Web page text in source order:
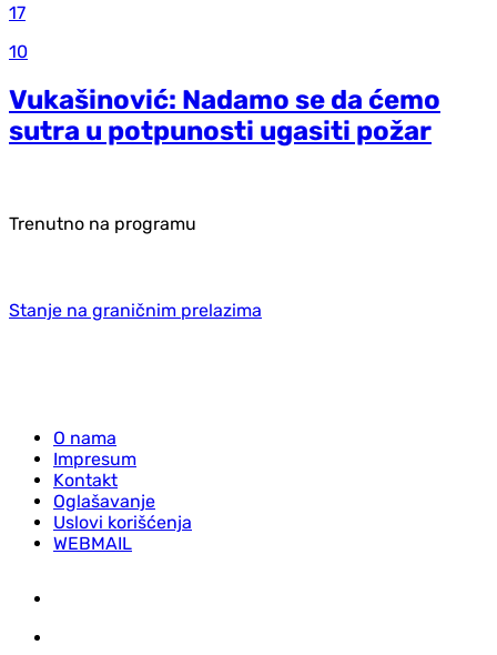
17
10
Vukašinović: Nadamo se da ćemo
sutra u potpunosti ugasiti požar
Trenutno na programu
Stanje na graničnim prelazima
O nama
Impresum
Kontakt
Oglašavanje
Uslovi korišćenja
WEBMAIL